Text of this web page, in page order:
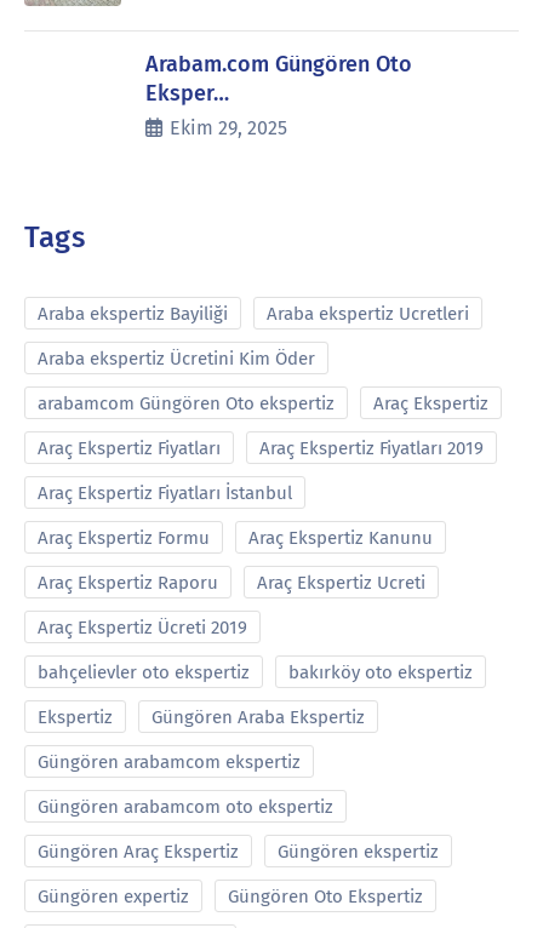
Arabam.com Güngören Oto
Eksper…
Ekim 29, 2025
Tags
Araba ekspertiz Bayiliği Araba ekspertiz Ucretleri
Araba ekspertiz Ücretini Kim Öder
arabamcom Güngören Oto ekspertiz Araç Ekspertiz
Araç Ekspertiz Fiyatları Araç Ekspertiz Fiyatları 2019
Araç Ekspertiz Fiyatları İstanbul
Araç Ekspertiz Formu Araç Ekspertiz Kanunu
Araç Ekspertiz Raporu Araç Ekspertiz Ucreti
Araç Ekspertiz Ücreti 2019
bahçelievler oto ekspertiz bakırköy oto ekspertiz
Ekspertiz Güngören Araba Ekspertiz
Güngören arabamcom ekspertiz
Güngören arabamcom oto ekspertiz
Güngören Araç Ekspertiz Güngören ekspertiz
Güngören expertiz Güngören Oto Ekspertiz